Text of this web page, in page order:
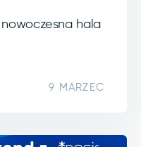
hala
9 MARZEC